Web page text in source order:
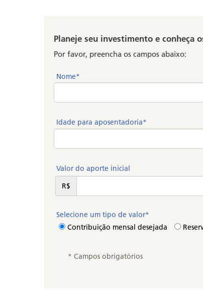
Planeje seu investimento e conheça
Por favor, preencha os campos abaixo:
Nome*
Idade para aposentadoria*
Valor do aporte inicial
R$
Selecione um tipo de valor*
Contribuição mensal desejada
* Campos obrigatórios